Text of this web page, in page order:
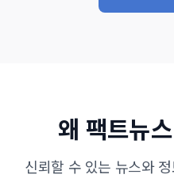
왜 팩트뉴
신뢰할 수 있는 뉴스와